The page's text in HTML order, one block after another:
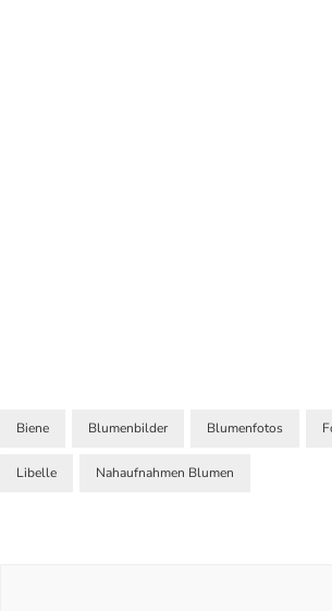
Biene Blumenbilder Blumenfotos
Libelle Nahaufnahmen Blumen